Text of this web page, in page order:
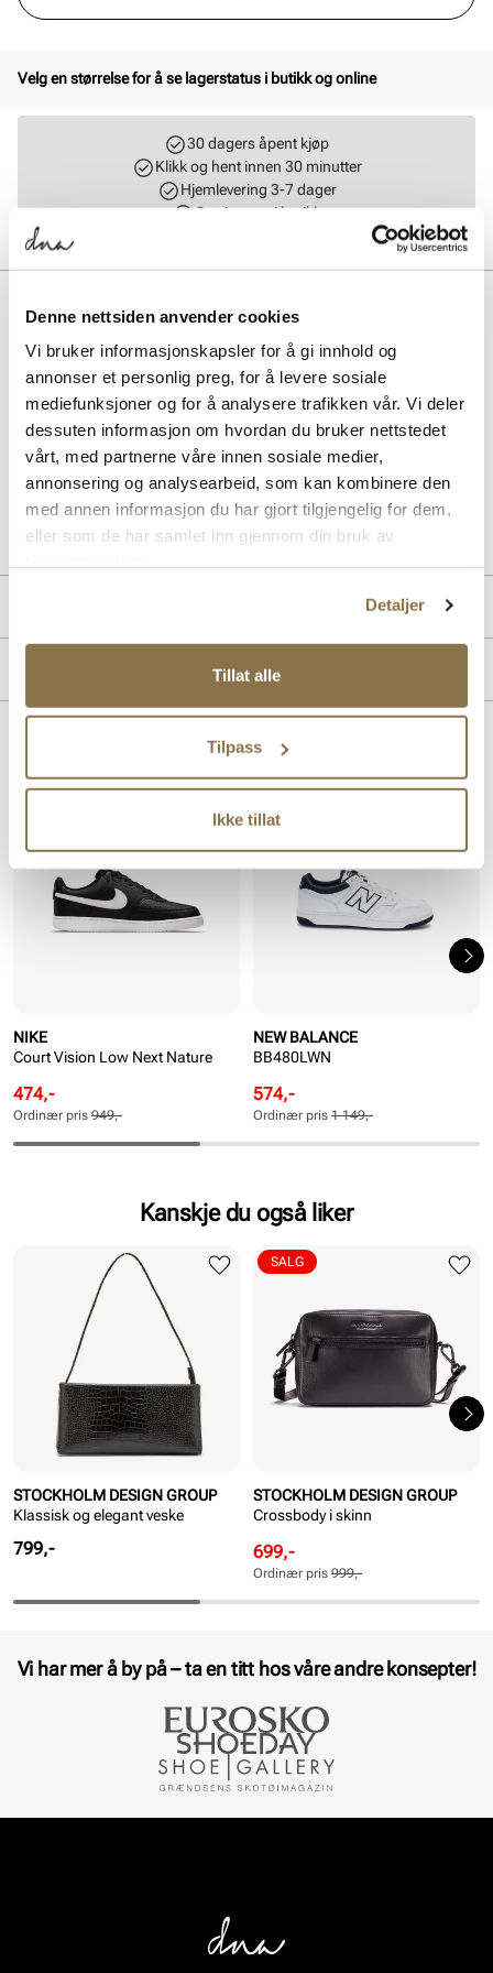
Denne nettsiden anvender cookies
Vi bruker informasjonskapsler for å gi innhold og
annonser et personlig preg, for å levere sosiale
mediefunksjoner og for å analysere trafikken vår. Vi deler
dessuten informasjon om hvordan du bruker nettstedet
vårt, med partnerne våre innen sosiale medier,
annonsering og analysearbeid, som kan kombinere den
med annen informasjon du har gjort tilgjengelig for dem,
eller som de har samlet inn gjennom din bruk av
Detaljer
Tillat alle
Tilpass
Ikke tillat
Velg en størrelse for å se lagerstatus i butikk og online
30 dagers åpent kjøp
Klikk og hent innen 30 minutter
Hjemlevering 3-7 dager
Gratis retur i butikk
Retro sneaker med referanse til de klassiske løpe- og fotballskoene.
Overdelen er laget av luftig tekstil i kombinasjon med både semsket
og glatt skinn av beste kvalitet. Dette gir en myk og luftig passform,
og forsterker det retro uttrykket. Yttersålen er myk og stabil med en
mellomsåle som har god demping. Under er yttersålen heldekket av
gummi som gir et godt grep og slitestyrke.
Art. nr.05963002
Lev. art. nr26V2112
Såle:Gummi
Lignende produkter
NIKE
Court Vision Low Next Nature
Rabattert
pris
Pris
474,-
Ordinær
pris
Pris
Ordinær pris 949,-
NEW BALANCE
BB480LWN
Rabattert
pris
Pris
574,-
Ordinær
pris
Pris
Ordinær pris 1 149,-
Kanskje du også liker
STOCKHOLM DESIGN GROUP
Klassisk og elegant veske
Pris
799,-
STOCKHOLM DESIGN GROUP
Crossbody i skinn
Rabattert
pris
Pris
699,-
Ordinær
pris
Pris
Ordinær pris 999,-
SALG
Vi har mer å by på – ta en titt hos våre andre konsepter!